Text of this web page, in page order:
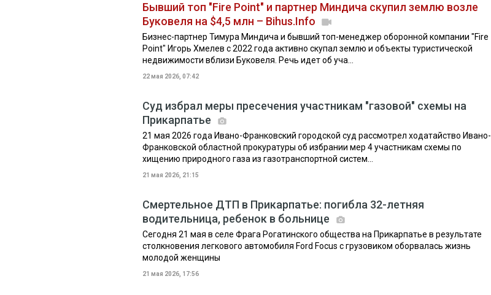
Бывший топ "Fire Point" и партнер Миндича скупил землю возле
Буковеля на $4,5 млн – Bihus.Info
Бизнес-партнер Тимура Миндича и бывший топ-менеджер оборонной компании "Fire
Point" Игорь Хмелев с 2022 года активно скупал землю и объекты туристической
недвижимости вблизи Буковеля. Речь идет об уча...
22 мая 2026, 07:42
Суд избрал меры пресечения участникам "газовой" схемы на
Прикарпатье
21 мая 2026 года Ивано-Франковский городской суд рассмотрел ходатайство Ивано-
Франковской областной прокуратуры об избрании мер 4 участникам схемы по
хищению природного газа из газотранспортной систем...
21 мая 2026, 21:15
Смертельное ДТП в Прикарпатье: погибла 32-летняя
водительница, ребенок в больнице
Сегодня 21 мая в селе Фрага Рогатинского общества на Прикарпатье в результате
столкновения легкового автомобиля Ford Focus с грузовиком оборвалась жизнь
молодой женщины
21 мая 2026, 17:56